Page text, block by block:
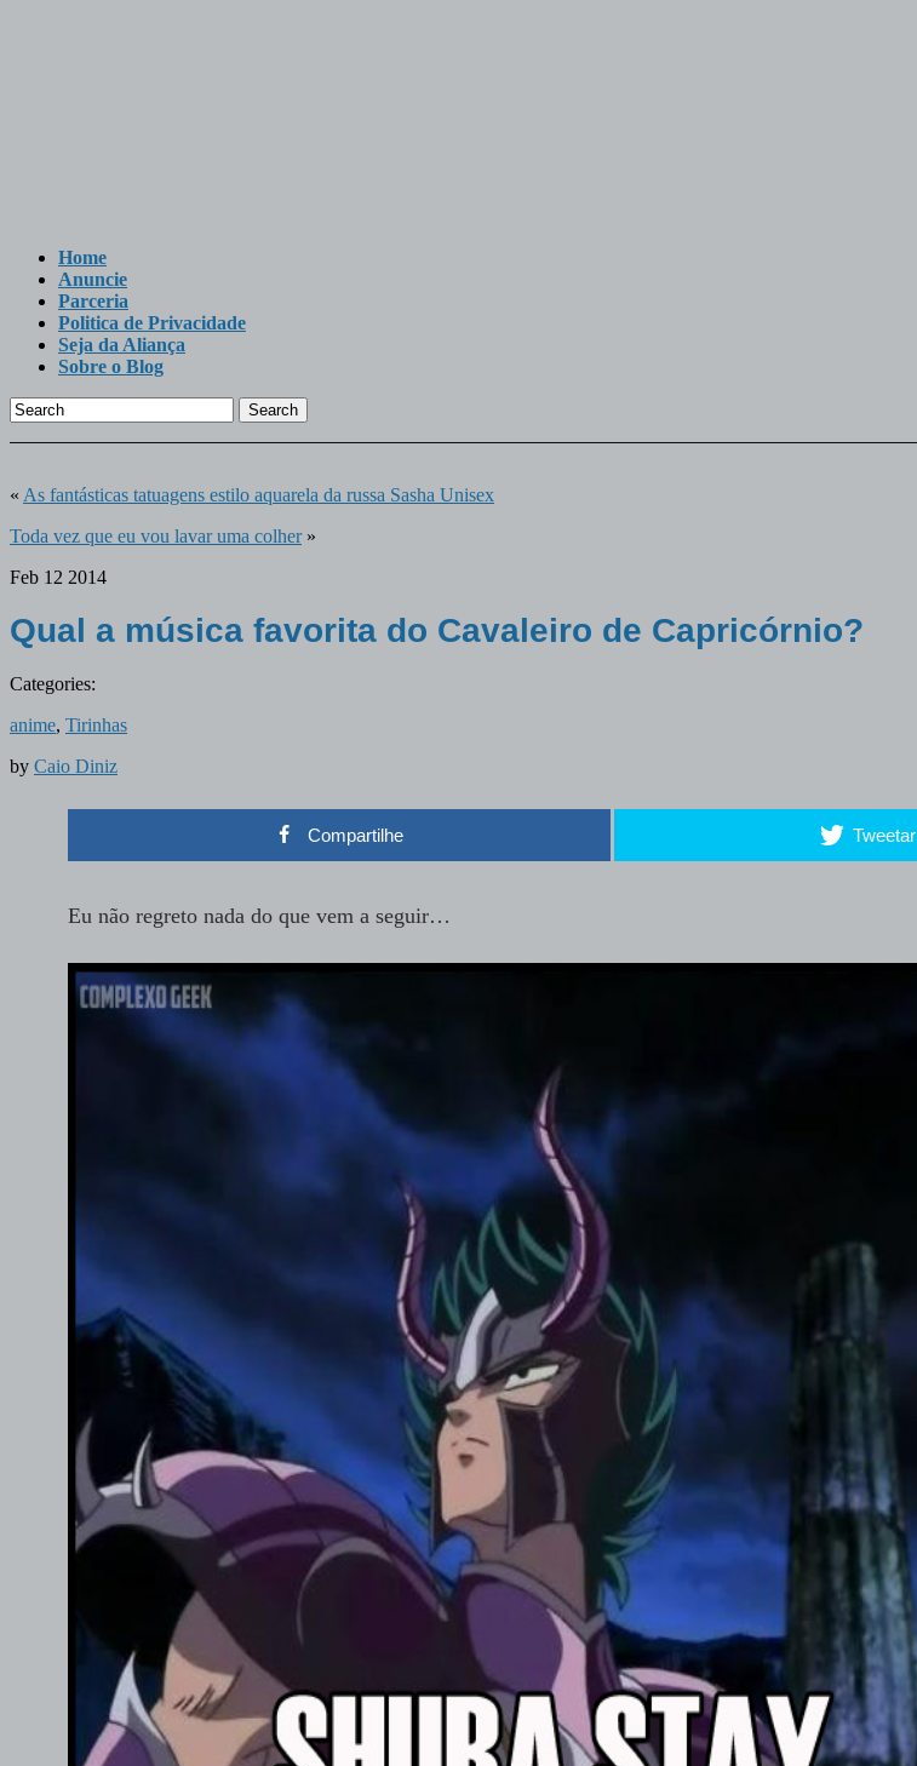
Home
Anuncie
Parceria
Politica de Privacidade
Seja da Aliança
Sobre o Blog
Search
« As fantásticas tatuagens estilo aquarela da russa Sasha Unisex
Toda vez que eu vou lavar uma colher»
Feb 12 2014
Qual a música favorita do Cavaleiro de Capricórnio?
Categories:
anime, Tirinhas
by Caio Diniz
Compartilhe Tweetar
Eu não regreto nada do que vem a seguir…